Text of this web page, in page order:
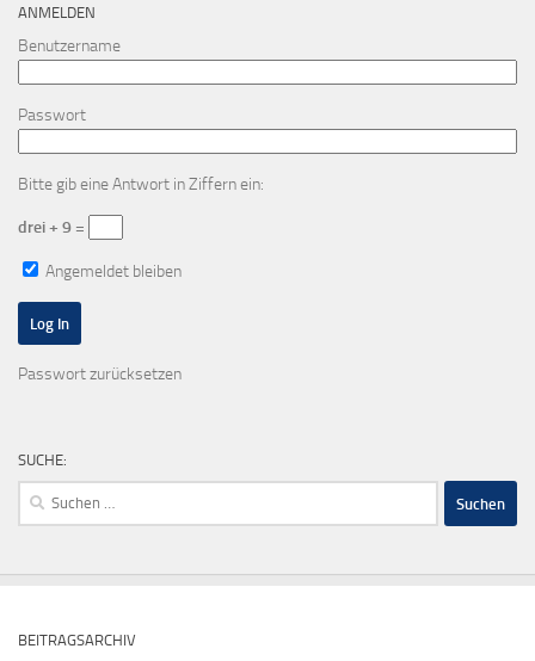
ANMELDEN
Benutzername
Passwort
Bitte gib eine Antwort in Ziffern ein:
drei + 9 =
Angemeldet bleiben
Passwort zurücksetzen
SUCHE:
Suchen
BEITRAGSARCHIV